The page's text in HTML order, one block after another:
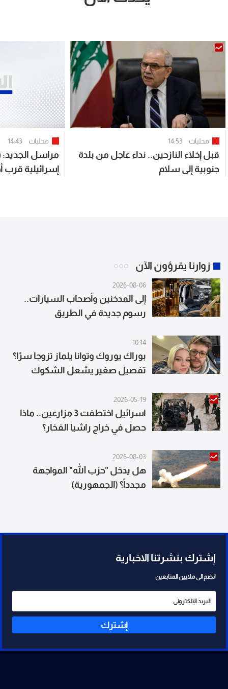
محليات 14:53
قبل إخلاء النازحين.. نداء عاجل من بلدة
جنوبية إلى سلام
محليات 14:43
مراسل
إسرائيلية قرب
زوارنا يقرؤون الآن
2026-08-06
إلى المدخنين وأصحاب السيارات..
رسوم جديدة في الطريق
10:14
بوراك يوروك وتوانا يلماز تزوجا سرًا؟
تفصيل صغير يشعل الشكوك
2026-05-19
اسرائيل اختطفت 3 مزارعين.. ماذا
حصل في خراج راشيا الفخار؟
2026-08-03
هل يدخل "حزب الله" المواجهة
مجدداً؟ (الجمهورية)
إشترك بنشرتنا الاخبارية
انضم الى ملايين المتابعين
إشترك